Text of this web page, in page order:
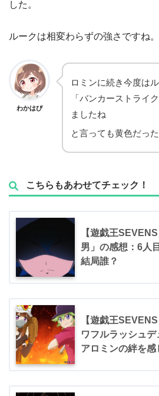
した。
ルークは相変わらずの強さですね。
わかはぴ
ロミンに続き今度は
「バンカーストライ
ましたね
と言っても黄色だっ
こちらもあわせてチェック！
【遊戯王
男」の感想：6人
結局誰？
【遊戯王
ワフルラッシュ
アロミンの絆を感